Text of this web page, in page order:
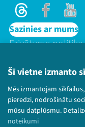
Šī vietne izmanto
Mēs izmantojam
pieredzi, nodrošinātu
mūsu datplūsmu.
noteikumi
ThreadsFacebook
Sazinies ar mums
Privātuma politika
Bērnu
© 2026 Sarunu
paturētas.